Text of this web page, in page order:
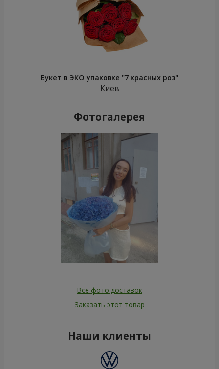
Букет в ЭКО упаковке "7 красных роз"
Киев
Фотогалерея
Все фото доставок
Заказать этот товар
Наши клиенты